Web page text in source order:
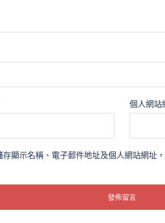
個人網站
存顯示名稱、電子郵件地址及個人網站網址